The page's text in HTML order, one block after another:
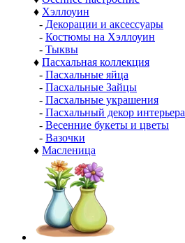
♦ Хэллоуин
- Декорации и аксессуары
- Костюмы на Хэллоуин
- Тыквы
♦ Пасхальная коллекция
- Пасхальные яйца
- Пасхальные Зайцы
- Пасхальные украшения
- Пасхальный декор интерьера
- Весенние букеты и цветы
- Вазочки
♦ Масленица